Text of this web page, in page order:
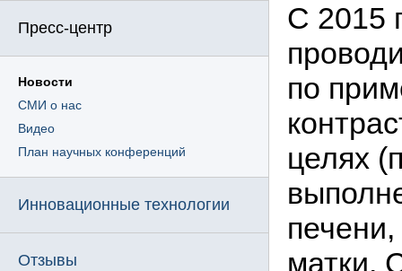
Пресс-центр
Новости
СМИ о нас
Видео
План научных конференций
Инновационные технологии
Отзывы
С 2015
по
целях
матки.